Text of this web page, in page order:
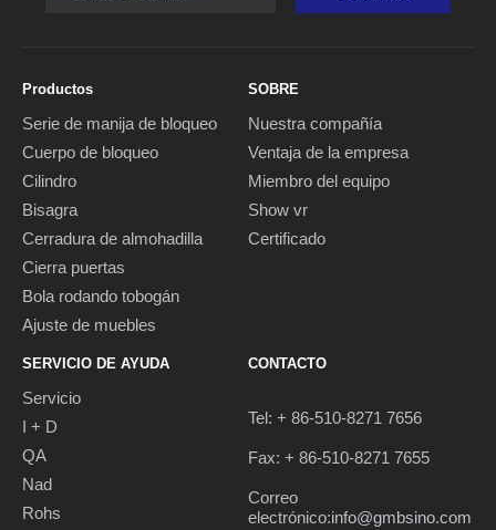
Productos
Serie de manija de bloqueo
Cuerpo de bloqueo
Cilindro
Bisagra
Cerradura de almohadilla
Cierra puertas
Bola rodando tobogán
Ajuste de muebles
SOBRE
Nuestra compañía
Ventaja de la empresa
Miembro del equipo
Show vr
Certificado
SERVICIO DE AYUDA
Servicio
I + D
QA
Nad
Rohs
CONTACTO
Tel: + 86-510-8271 7656
Fax: + 86-510-8271 7655
Correo
electrónico:info@gmbsino.com